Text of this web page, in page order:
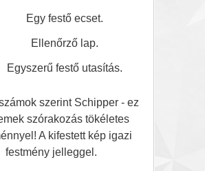
Egy festő ecset.
Ellenőrző lap.
Egyszerű festő utasítás.
szerint Schipper - ez
szórakozás tökéletes
A kifestett kép igazi
festmény jelleggel.